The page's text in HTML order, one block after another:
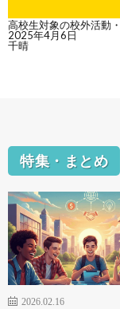
高校生対象の校外活動
2025年4月6日
千晴
特集・まとめ
2026.02.16